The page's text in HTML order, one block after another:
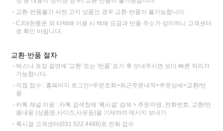
교환·반품불가 사전 고지 상품인 경우 교환·반품이 불가능합니다.
CJ대한통운 외 타택배 이용 시 택배 요금과 반품 주소가 상이하니 고객센터
로 확인 바랍니다.
교환·반품 절차
박스나 포장 겉면에 '교환' 또는 '반품' 표기 후 보내주시면 보다 빠른 처리가
가능합니다.
직접 접수 : 홈페이지 로그인>주문조회>최근주문내역>주문상세>교환/반
품
카톡 채널 이용 : 카톡 검색창에 '록시걸' 검색 > 주문자명, 전화번호, 교환/반
품내용 (상품명,사이즈,사유등)을 기재하여 메시지 보내기
록시걸 고객센터(031.522.4488)로 전화 접수